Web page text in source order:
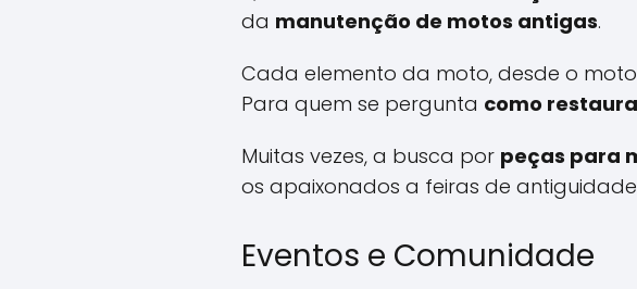
da manutenção de motos antigas.
Cada elemento da moto, desde o
Para quem se pergunta como
Muitas vezes, a busca por peças para
os apaixonados a feiras de
Eventos e Comunidade